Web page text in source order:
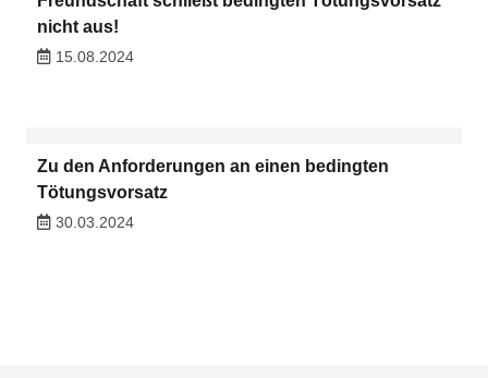
nicht aus!
15.08.2024
Zu den Anforderungen an einen bedingten
Tötungsvorsatz
30.03.2024